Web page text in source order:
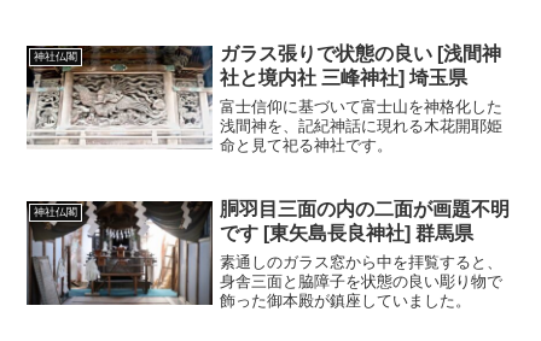
定有形文化財（建造物）となっている。
（現地案内板より抜粋）
神社仏閣
ガラス張りで状態の良い [浅間神
社と境内社 三峰神社] 埼玉県
富士信仰に基づいて富士山を神格化した
浅間神を、記紀神話に現れる木花開耶姫
命と見て祀る神社です。
神社仏閣
胴羽目三面の内の二面が画題不明
です [東矢島長良神社] 群馬県
素通しのガラス窓から中を拝覧すると、
身舎三面と脇障子を状態の良い彫り物で
飾った御本殿が鎮座していました。